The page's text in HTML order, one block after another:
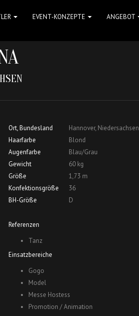
EVENT-KONZEPTE ANGEBOT
Ort, Bundesland
Hannover, Niedersachsen
Haarfarbe
Blond
Augenfarbe
Blau/Grau
Gewicht
60 kg
Größe
1,73 m
Konfektionsgröße
36
BH-Größe
D
Referenzen
Tanz
Einsatzbereiche
Gogo
Model
Messe Hostess
Promotion / Animation